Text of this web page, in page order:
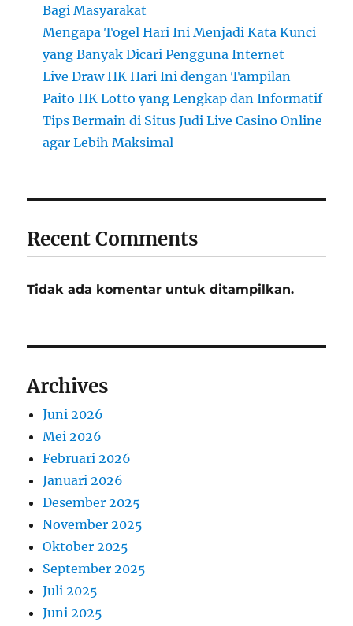
Bagi Masyarakat
Mengapa Togel Hari Ini Menjadi Kata Kunci
yang Banyak Dicari Pengguna Internet
Live Draw HK Hari Ini dengan Tampilan
Paito HK Lotto yang Lengkap dan Informatif
Tips Bermain di Situs Judi Live Casino Online
agar Lebih Maksimal
Recent Comments
Tidak ada komentar untuk ditampilkan.
Archives
Juni 2026
Mei 2026
Februari 2026
Januari 2026
Desember 2025
November 2025
Oktober 2025
September 2025
Juli 2025
Juni 2025